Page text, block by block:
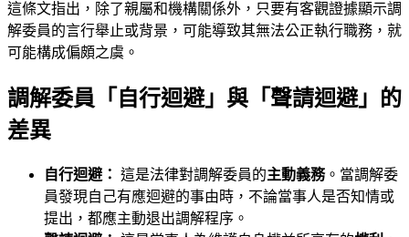
這條文指出，除了親屬和機構關係外，只要有客觀證據顯示調
解委員的言行舉止或背景，可能導致其無法公正執行職務，就
可能構成偏頗之虞。
調解委員「自行迴避」與「聲請迴避」的
差異
自行迴避： 這是法律對調解委員的主動義務。當調解委
員發現自己有應迴避的事由時，不論當事人是否知情或
提出，都應主動退出調解程序。